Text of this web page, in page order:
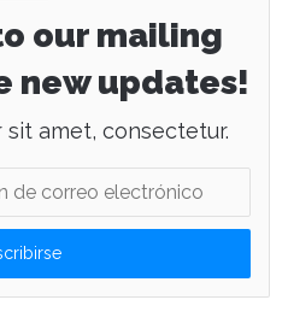
our mailing
new updates!
amet, consectetur.